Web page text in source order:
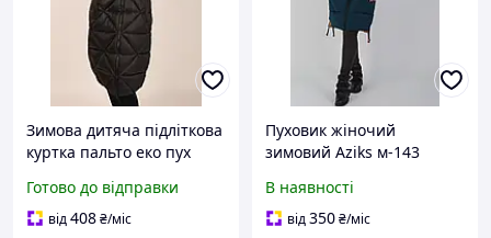
Зимова дитяча підліткова
куртка пальто еко пух
Готово до відправки
від408₴/міс
Пуховик жіночий
зимовий Aziks м-143
42-58
В наявності
від350₴/міс